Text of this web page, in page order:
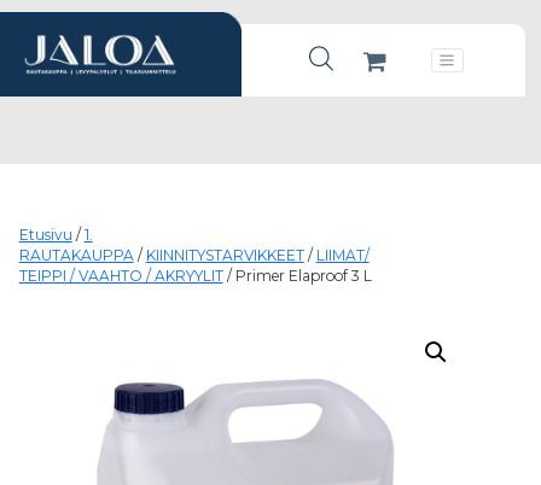
Products search
Päävalikko
Etusivu / 1.
RAUTAKAUPPA/ KIINNITYSTARVIKKEET/ LIIMAT/
TEIPPI / VAAHTO / AKRYYLIT/ Primer Elaproof 3 L